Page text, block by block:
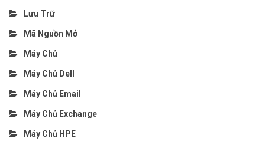
Lưu Trữ
Mã Nguồn Mở
Máy Chủ
Máy Chủ Dell
Máy Chủ Email
Máy Chủ Exchange
Máy Chủ HPE